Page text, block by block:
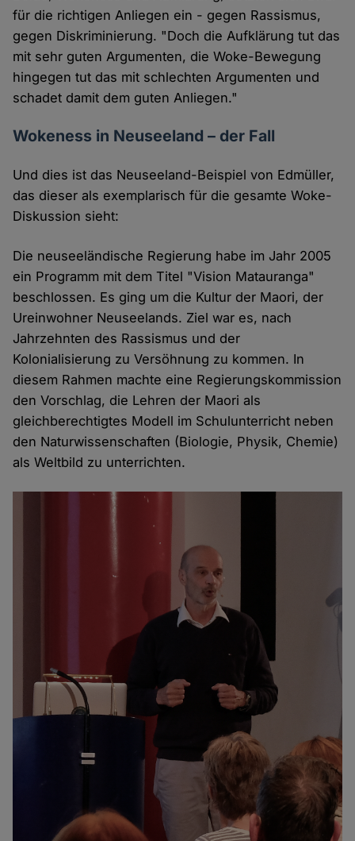
für die richtigen Anliegen ein - gegen Rassismus,
gegen Diskriminierung. "Doch die Aufklärung tut das
mit sehr guten Argumenten, die Woke-Bewegung
hingegen tut das mit schlechten Argumenten und
schadet damit dem guten Anliegen."
Wokeness in Neuseeland – der Fall
Und dies ist das Neuseeland-Beispiel von Edmüller,
das dieser als exemplarisch für die gesamte Woke-
Diskussion sieht:
Die neuseeländische Regierung habe im Jahr 2005
ein Programm mit dem Titel "Vision Matauranga"
beschlossen. Es ging um die Kultur der Maori, der
Ureinwohner Neuseelands. Ziel war es, nach
Jahrzehnten des Rassismus und der
Kolonialisierung zu Versöhnung zu kommen. In
diesem Rahmen machte eine Regierungskommission
den Vorschlag, die Lehren der Maori als
gleichberechtigtes Modell im Schulunterricht neben
den Naturwissenschaften (Biologie, Physik, Chemie)
als Weltbild zu unterrichten.